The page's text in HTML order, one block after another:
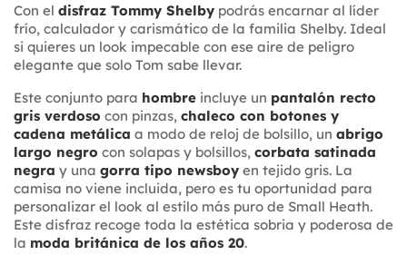
Con el disfraz Tommy Shelby podrás encarnar al líder
frío, calculador y carismático de la familia Shelby. Ideal
si quieres un look impecable con ese aire de peligro
elegante que solo Tom sabe llevar.
Este conjunto para hombre incluye un pantalón recto
gris verdoso con pinzas, chaleco con botones y
cadena metálica a modo de reloj de bolsillo, un abrigo
largo negro con solapas y bolsillos, corbata satinada
negra y una gorra tipo newsboy en tejido gris. La
camisa no viene incluida, pero es tu oportunidad para
personalizar el look al estilo más puro de Small Heath.
Este disfraz recoge toda la estética sobria y poderosa de
la moda británica de los años 20.